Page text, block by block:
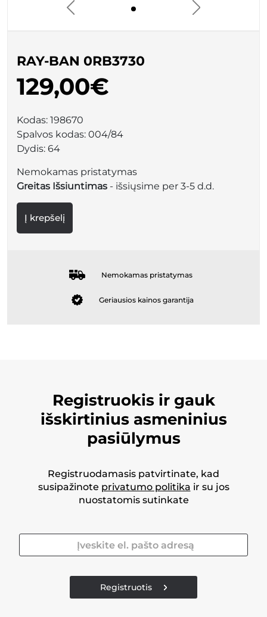
RAY-BAN 0RB3730
129,00€
Kodas: 198670
Spalvos kodas: 004/84
Dydis: 64
Nemokamas pristatymas
Greitas Išsiuntimas - išsiųsime per 3-5 d.d.
Į krepšelį
Nemokamas pristatymas
Geriausios kainos garantija
Registruokis ir gauk
išskirtinius asmeninius
pasiūlymus
Registruodamasis patvirtinate, kad
susipažinote privatumo politika ir su jos
nuostatomis sutinkate
Registruotis